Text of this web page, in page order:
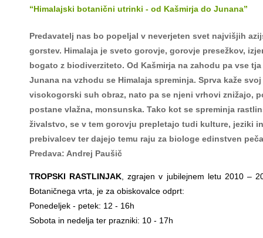
“Himalajski botanični utrinki - od Kašmirja do Junana”
Predavatelj nas bo popeljal v neverjeten svet najvišjih
gorstev. Himalaja je sveto gorovje, gorovje presežkov,
bogato z biodiverziteto. Od Kašmirja na zahodu pa vse
Junana na vzhodu se Himalaja spreminja. Sprva kaže svoj
visokogorski suh obraz, nato pa se njeni vrhovi znižajo,
postane vlažna, monsunska. Tako kot se spreminja
živalstvo, se v tem gorovju prepletajo tudi kulture, jeziki
prebivalcev ter dajejo temu raju za biologe edinstven
Predava: Andrej Paušič
TROPSKI RASTLINJAK, zgrajen v jubilejnem letu 2010 –
Botaničnega vrta, je za obiskovalce odprt:
Ponedeljek - petek: 12 - 16h
Sobota in nedelja ter prazniki: 10 - 17h